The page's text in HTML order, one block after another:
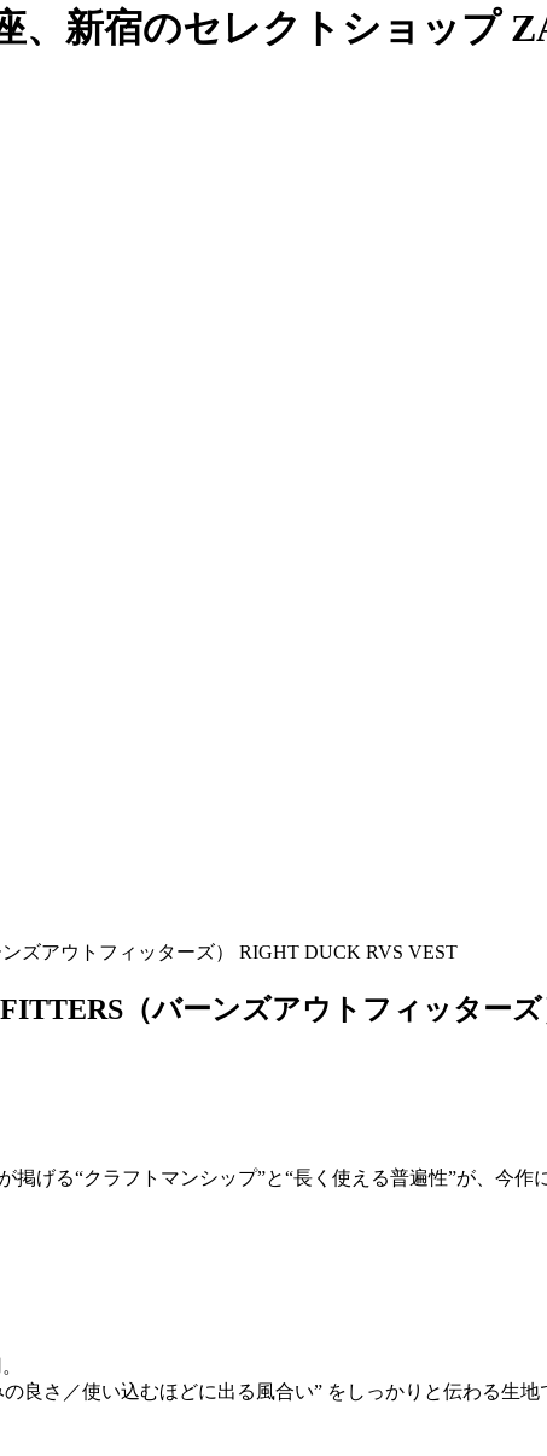
、新宿のセレクトショップ
ズアウトフィッターズ） RIGHT DUCK RVS VEST
（バーンズアウトフィッター
げる“クラフトマンシップ”と“長く使える普遍性”が、今作
良さ／使い込むほどに出る風合い” をしっかりと伝わる生